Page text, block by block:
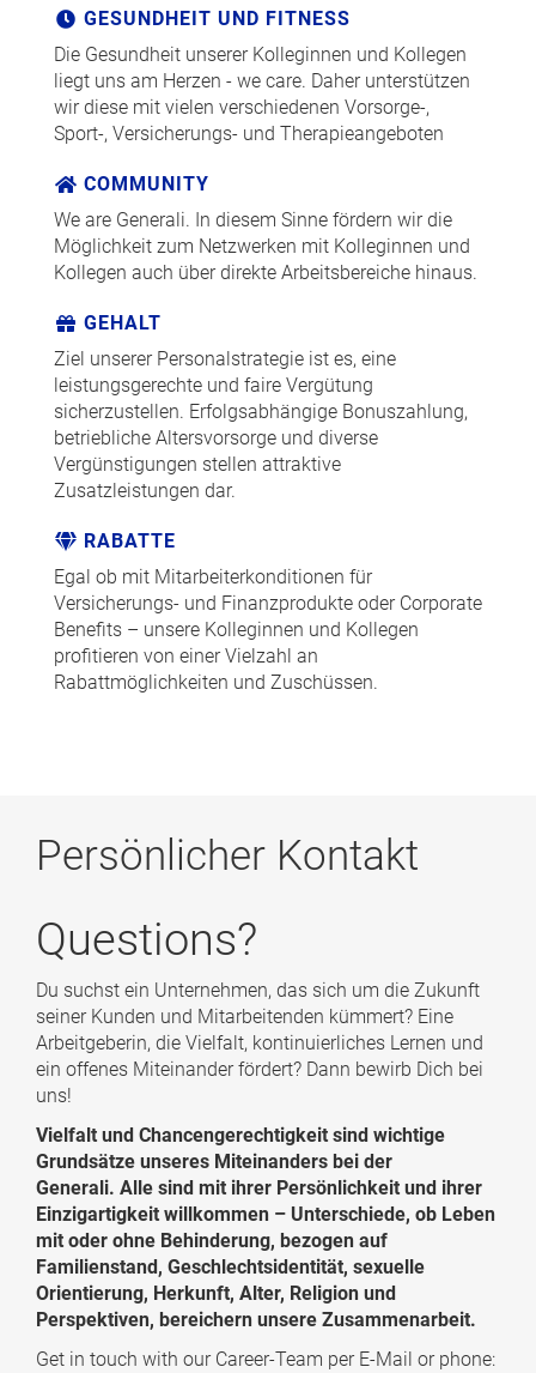
GESUNDHEIT UND FITNESS
Die Gesundheit unserer Kolleginnen und Kollegen
liegt uns am Herzen - we care. Daher unterstützen
wir diese mit vielen verschiedenen Vorsorge-,
Sport-, Versicherungs- und Therapieangeboten
COMMUNITY
We are Generali. In diesem Sinne fördern wir die
Möglichkeit zum Netzwerken mit Kolleginnen und
Kollegen auch über direkte Arbeitsbereiche hinaus.
GEHALT
Ziel unserer Personalstrategie ist es, eine
leistungsgerechte und faire Vergütung
sicherzustellen. Erfolgsabhängige Bonuszahlung,
betriebliche Altersvorsorge und diverse
Vergünstigungen stellen attraktive
Zusatzleistungen dar.
RABATTE
Egal ob mit Mitarbeiterkonditionen für
Versicherungs- und Finanzprodukte oder Corporate
Benefits – unsere Kolleginnen und Kollegen
profitieren von einer Vielzahl an
Rabattmöglichkeiten und Zuschüssen.
Persönlicher Kontakt
Questions?
Du suchst ein Unternehmen, das sich um die Zukunft
seiner Kunden und Mitarbeitenden kümmert? Eine
Arbeitgeberin, die Vielfalt, kontinuierliches Lernen und
ein offenes Miteinander fördert? Dann bewirb Dich bei
uns!
Vielfalt und Chancengerechtigkeit sind wichtige
Grundsätze unseres Miteinanders bei der
Generali. Alle sind mit ihrer Persönlichkeit und ihrer
Einzigartigkeit willkommen – Unterschiede, ob Leben
mit oder ohne Behinderung, bezogen auf
Familienstand, Geschlechtsidentität, sexuelle
Orientierung, Herkunft, Alter, Religion und
Perspektiven, bereichern unsere Zusammenarbeit.
Get in touch with our Career-Team per E-Mail or phone: